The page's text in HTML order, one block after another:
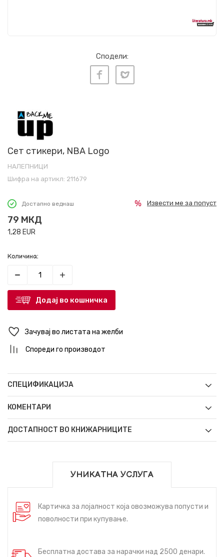
Сподели:
Сет стикери, NBA Logo
НАЛЕПНИЦИ
Шифра на артикл: 211679
Достапно веднаш
79 МКД
1,28 EUR
Извести ме за попуст
Количина:
Додај во кошничка
Зачувај во листата на желби
Спореди го производот
СПЕЦИФИКАЦИЈА
КОМЕНТАРИ
ДОСТАПНОСТ ВО КНИЖАРНИЦИТЕ
УНИКАТНА УСЛУГА
Картичка за лојалност која овозможува попусти и
поволности при купување.
Бесплатна достава за нарачки над 2500 денари.